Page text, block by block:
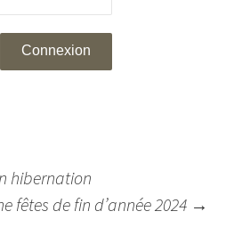
hibernation
fêtes de fin d’année 2024 →